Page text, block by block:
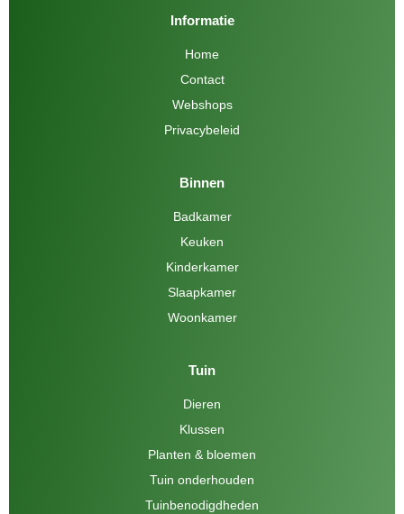
Informatie
Home
Contact
Webshops
Privacybeleid
Binnen
Badkamer
Keuken
Kinderkamer
Slaapkamer
Woonkamer
Tuin
Dieren
Klussen
Planten & bloemen
Tuin onderhouden
Tuinbenodigdheden